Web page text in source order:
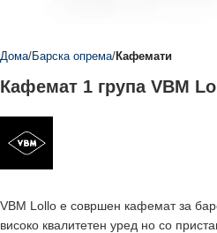
Дома Барска опрема Кафемати
Кафемат 1 група VBM
VBM Lollo е совршен кафемат за
високо квалитетен уред но со